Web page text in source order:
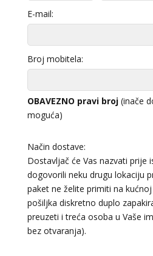
E-mail:
Broj mobitela:
OBAVEZNO pravi broj(inače
moguća)
Način dostave:
Dostavljač će Vas nazvati prije
dogovorili neku drugu lokaciju
paket ne želite primiti na kućnoj
pošiljka diskretno duplo
preuzeti i treća osoba u Vaše
bez otvaranja).